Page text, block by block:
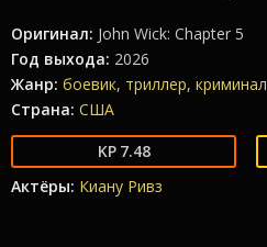
Оригинал: John Wick: Chapter 5
Год выхода: 2026
Жанр: боевик, триллер, криминал
Страна: США
7.48
Актёры: Киану Ривз